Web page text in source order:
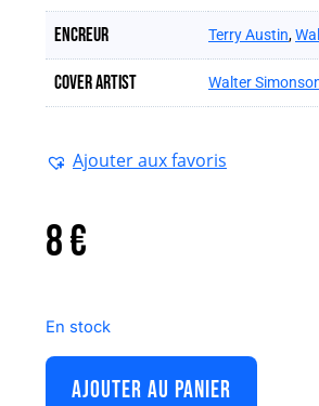
Encreur Terry Austin,
Cover artist Walter
Ajouter aux favoris
8€
En stock
AJOUTER AU PANIER